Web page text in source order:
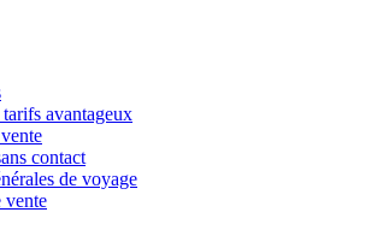
avantageux
contact
de voyage
vente